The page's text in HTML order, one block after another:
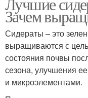
Зачем
Сидераты – это
выращиваются с
состояния почвы
сезона, улучшения
и микроэлементами.